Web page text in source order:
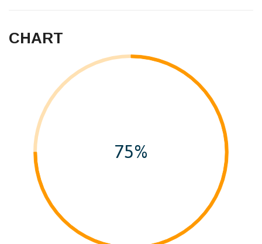
CHART
75%